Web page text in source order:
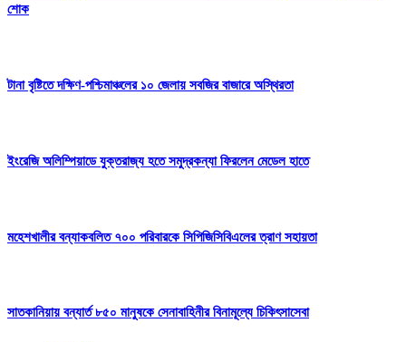
শোক
টানা বৃষ্টিতে দক্ষিণ-পশ্চিমাঞ্চলের ১০ জেলায় সবজির বাজারে অস্থিরতা
ইংরেজি অলিম্পিয়াডে যুক্তরাজ্য হতে সমুদ্রকন্যা ফিরলেন মেডেল হাতে
মহেশখালীর বন্যাকবলিত ৭০০ পরিবারকে সিপিজিসিবিএলের ত্রাণ সহায়তা
সাতকানিয়ায় বন্যার্ত ৮৫০ মানুষকে সেনাবাহিনীর বিনামূল্যে চিকিৎসাসেবা